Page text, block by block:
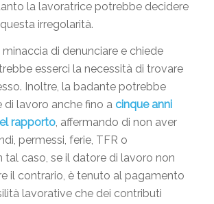
la lavoratrice potrebbe decidere
irregolarità.
di denunciare e chiede
esserci la necessità di trovare
Inoltre, la badante potrebbe
di lavoro anche fino acinque anni
rapporto, affermando di non aver
permessi, ferie, TFR o
tal caso, se il datore di lavoro non
il contrario, è tenuto al pagamento
lavorative che dei contributi